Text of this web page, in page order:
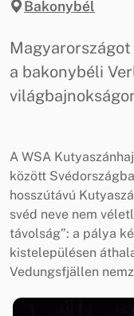
Bakonybél
a bakonybéli
A WSA
között
hosszútávú
svéd neve nem
távolság”: a pálya
kistelepülésen
Vedungsfjällen